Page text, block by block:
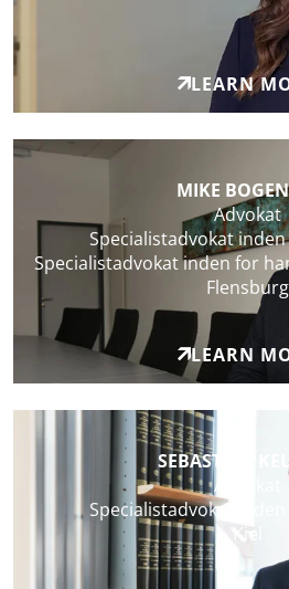
LEARN
MIKE
Advokat
Specialistadvokat
Specialistadvokat inden for
Flensburg
LEARN
SEBASTIAN
Advokat
Specialistadvokat
Kiel